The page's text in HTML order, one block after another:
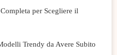
per Scegliere il
Trendy da Avere Subito